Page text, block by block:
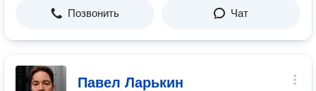
Позвонить Чат
Павел Ларькин